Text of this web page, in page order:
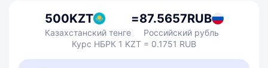
500KZT
Казахстанский тенге
=87.5657RUB
Российский рубль
Курс НБРК 1 KZT = 0.1751 RUB